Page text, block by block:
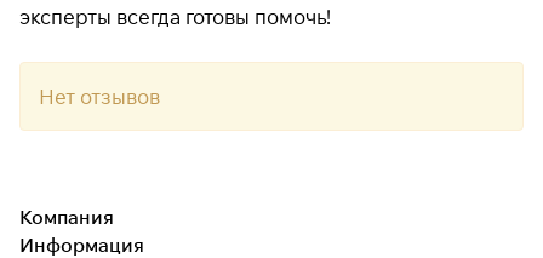
эксперты всегда готовы помочь!
Нет отзывов
Компания
Информация